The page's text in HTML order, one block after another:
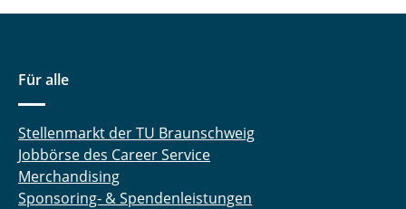
Für alle
Stellenmarkt der TU Braunschweig
Jobbörse des Career Service
Merchandising
Sponsoring- & Spendenleistungen